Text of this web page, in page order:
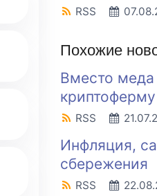
RSS
Похожие
Вместо
RSS
Инфляция,
сбережения
RSS